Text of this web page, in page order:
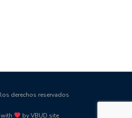
derechos reservados
by VBUD.site